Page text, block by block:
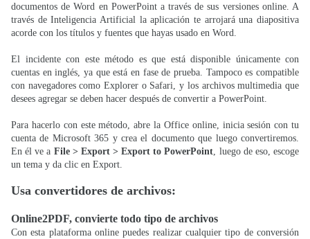
documentos de Word en PowerPoint a través de sus versiones online. A
través de Inteligencia Artificial la aplicación te arrojará una diapositiva
acorde con los títulos y fuentes que hayas usado en Word.
El incidente con este método es que está disponible únicamente con
cuentas en inglés, ya que está en fase de prueba. Tampoco es compatible
con navegadores como Explorer o Safari, y los archivos multimedia que
desees agregar se deben hacer después de convertir a PowerPoint.
Para hacerlo con este método, abre la Office online, inicia sesión con tu
cuenta de Microsoft 365 y crea el documento que luego convertiremos.
En él ve a File > Export > Export to PowerPoint , luego de eso, escoge
un tema y da clic en Export.
Usa convertidores de archivos:
Online2PDF, convierte todo tipo de archivos
Con esta plataforma online puedes realizar cualquier tipo de conversión